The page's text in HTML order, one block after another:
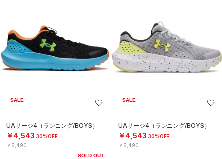
SALE
UAサージ4（ランニング/BOYS）
￥4,543 30%OFF
￥6,490
SOLD OUT
SALE
UAサージ4（ランニング/BOYS）
￥4,543 30%OFF
￥6,490